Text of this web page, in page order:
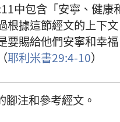
中包含「安寧、健康
根據這節經文的上下
要賜給他們安寧和幸
耶利米書29:4-10）
腳注和參考經文。